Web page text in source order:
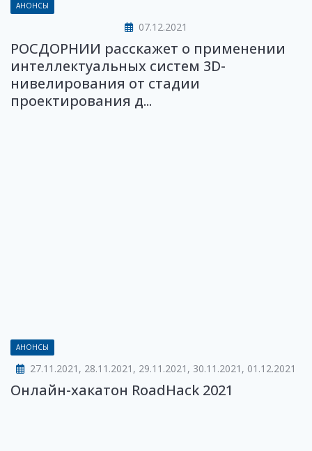
АНОНСЫ
07.12.2021
РОСДОРНИИ расскажет о применении
интеллектуальных систем 3D-
нивелирования от стадии
проектирования д...
АНОНСЫ
27.11.2021, 28.11.2021, 29.11.2021, 30.11.2021, 01.12.2021
Онлайн-хакатон RoadHack 2021